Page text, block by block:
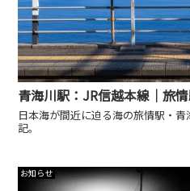
青海川駅：JR信越本線｜旅
日本海が間近に迫る海の旅情駅・
記。
お知らせ